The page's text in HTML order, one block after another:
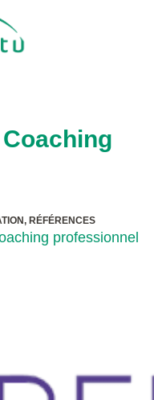
Coaching
, RÉFÉRENCES
professionnel